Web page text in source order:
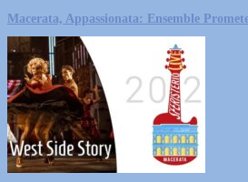
Macerata, Appassionata: Ensemble